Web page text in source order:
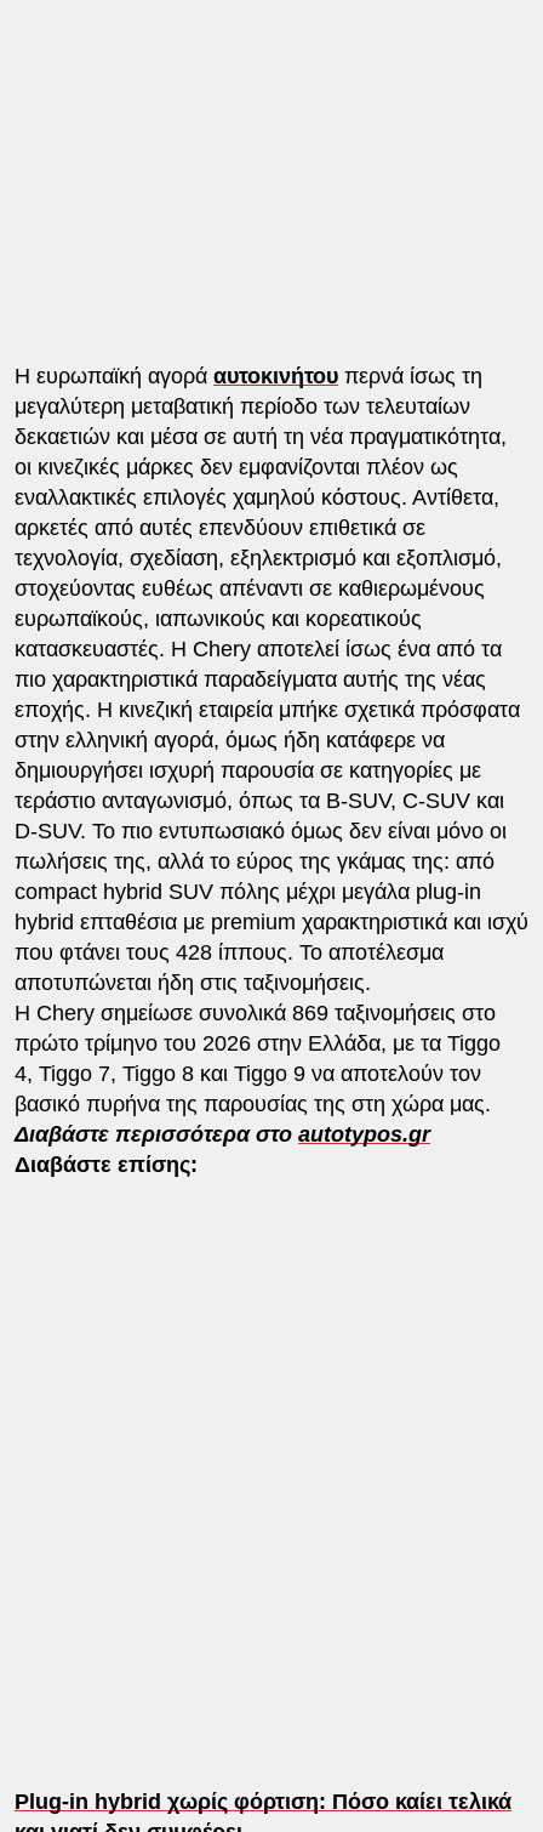
Η ευρωπαϊκή αγορά αυτοκινήτουπερνά ίσως τη
μεγαλύτερη μεταβατική περίοδο των τελευταίων
δεκαετιών και μέσα σε αυτή τη νέα πραγματικότητα,
οι κινεζικές μάρκες δεν εμφανίζονται πλέον ως
εναλλακτικές επιλογές χαμηλού κόστους. Αντίθετα,
αρκετές από αυτές επενδύουν επιθετικά σε
τεχνολογία, σχεδίαση, εξηλεκτρισμό και εξοπλισμό,
στοχεύοντας ευθέως απέναντι σε καθιερωμένους
ευρωπαϊκούς, ιαπωνικούς και κορεατικούς
κατασκευαστές. Η Chery αποτελεί ίσως ένα από τα
πιο χαρακτηριστικά παραδείγματα αυτής της νέας
εποχής. Η κινεζική εταιρεία μπήκε σχετικά πρόσφατα
στην ελληνική αγορά, όμως ήδη κατάφερε να
δημιουργήσει ισχυρή παρουσία σε κατηγορίες με
τεράστιο ανταγωνισμό, όπως τα B-SUV, C-SUV και
D-SUV. Το πιο εντυπωσιακό όμως δεν είναι μόνο οι
πωλήσεις της, αλλά το εύρος της γκάμας της: από
compact hybrid SUV πόλης μέχρι μεγάλα plug-in
hybrid επταθέσια με premium χαρακτηριστικά και ισχύ
που φτάνει τους 428 ίππους. Το αποτέλεσμα
αποτυπώνεται ήδη στις ταξινομήσεις.
Η Chery σημείωσε συνολικά 869 ταξινομήσεις στο
πρώτο τρίμηνο του 2026 στην Ελλάδα, με τα Tiggo
4, Tiggo 7, Tiggo 8 και Tiggo 9 να αποτελούν τον
βασικό πυρήνα της παρουσίας της στη χώρα μας.
Διαβάστε περισσότερα στο autotypos.gr
Διαβάστε επίσης:
Plug-in hybrid χωρίς φόρτιση: Πόσο καίει τελικά